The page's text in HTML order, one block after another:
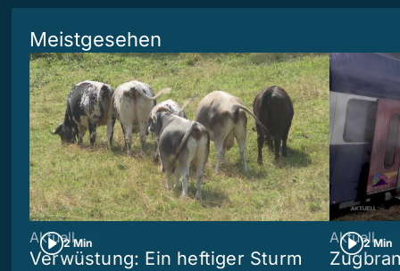
Meistgesehen
2 Min
Aktuell
Verwüstung: Ein heftiger Sturm
2 Min
Aktuell